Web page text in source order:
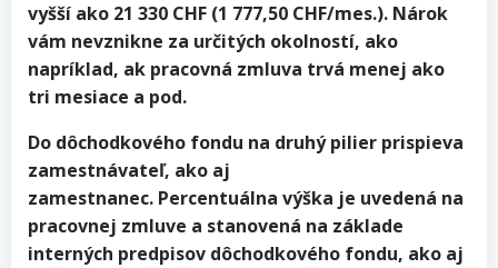
vyšší ako 21 330 CHF (1 777,50 CHF/mes.). Nárok
vám nevznikne za určitých okolností, ako
napríklad, ak pracovná zmluva trvá menej ako
tri mesiace a pod.
Do dôchodkového fondu na druhý pilier prispieva
zamestnávateľ, ako aj
zamestnanec. Percentuálna výška je uvedená na
pracovnej zmluve a stanovená na základe
interných predpisov dôchodkového fondu, ako aj